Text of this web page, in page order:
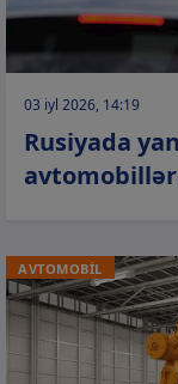
03 iyl 2026, 14:19
Rusiyada
AVTOMOBİL